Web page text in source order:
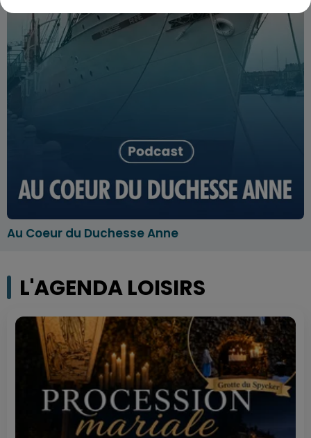
Au Coeur du Duchesse Anne
L'AGENDA LOISIRS